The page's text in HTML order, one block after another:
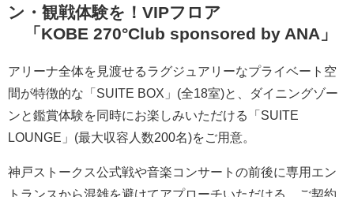
ン・観戦体験を！ VIPフロア
「 KOBE 270°Club sponsored by ANA 」
アリーナ全体を見渡せるラグジュアリーなプライベート空
間が特徴的な「SUITE BOX」(全18室)と、ダイニングゾー
ンと鑑賞体験を同時にお楽しみいただける「SUITE
LOUNGE」(最大収容人数200名)をご用意。
神戸ストークス公式戦や音楽コンサートの前後に専用エン
トランスから混雑を避けてアプローチいただける、ご契約